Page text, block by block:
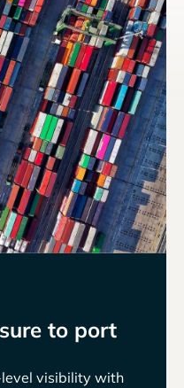
to port
visibility with